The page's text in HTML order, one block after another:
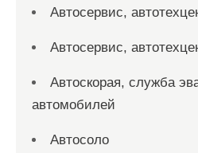
Автосервис,
Автосервис,
Автоскорая, служба
автомобилей
Автосоло